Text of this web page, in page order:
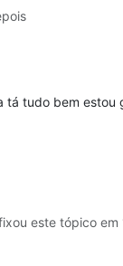
tá tudo bem estou
este tópico em